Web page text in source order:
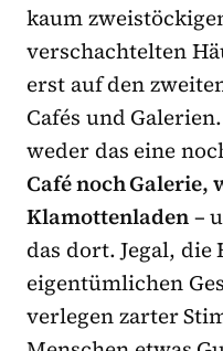
kaum
verschachtelten
erst auf den
Cafés und
weder das eine
Café noch Galerie,
Klamottenladen–
das dort. Jegal, die
eigentümlichen
verlegen zarter